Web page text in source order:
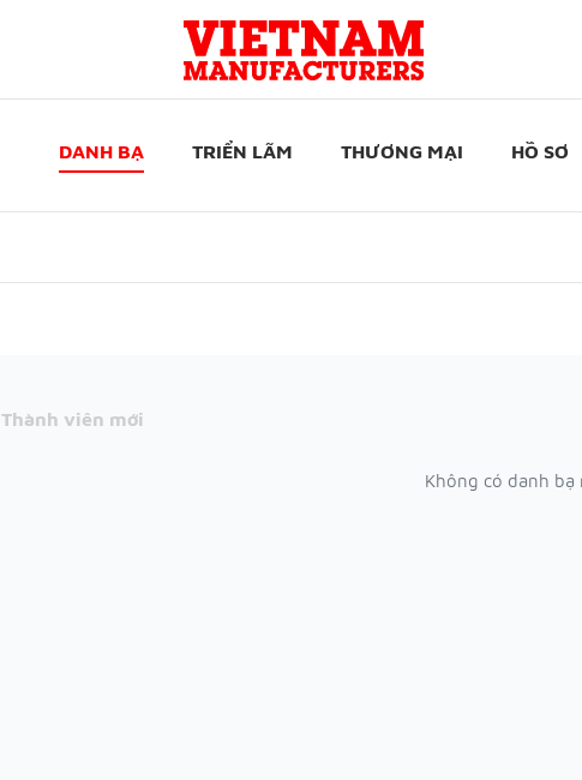
DANH BẠ TRIỂN LÃM THƯƠNG MẠI HỒ SƠ
Thành viên mới
Không có danh bạ